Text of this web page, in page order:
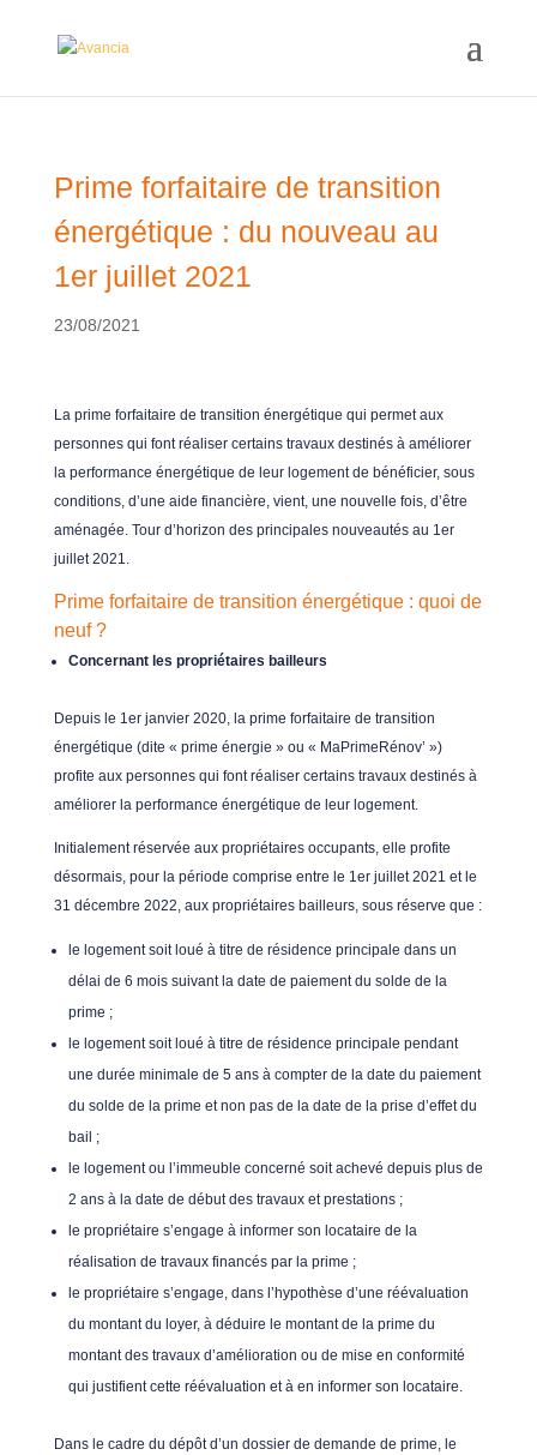
Prime forfaitaire de transition
énergétique : du nouveau au
1er juillet 2021
23/08/2021
La prime forfaitaire de transition énergétique qui permet aux
personnes qui font réaliser certains travaux destinés à améliorer
la performance énergétique de leur logement de bénéficier, sous
conditions, d’une aide financière, vient, une nouvelle fois, d’être
aménagée. Tour d’horizon des principales nouveautés au 1er
juillet 2021.
Prime forfaitaire de transition énergétique : quoi de
neuf ?
Concernant les propriétaires bailleurs
Depuis le 1er janvier 2020, la prime forfaitaire de transition
énergétique (dite « prime énergie » ou « MaPrimeRénov’ »)
profite aux personnes qui font réaliser certains travaux destinés à
améliorer la performance énergétique de leur logement.
Initialement réservée aux propriétaires occupants, elle profite
désormais, pour la période comprise entre le 1er juillet 2021 et le
31 décembre 2022, aux propriétaires bailleurs, sous réserve que :
le logement soit loué à titre de résidence principale dans un
délai de 6 mois suivant la date de paiement du solde de la
prime ;
le logement soit loué à titre de résidence principale pendant
une durée minimale de 5 ans à compter de la date du paiement
du solde de la prime et non pas de la date de la prise d’effet du
bail ;
le logement ou l’immeuble concerné soit achevé depuis plus de
2 ans à la date de début des travaux et prestations ;
le propriétaire s’engage à informer son locataire de la
réalisation de travaux financés par la prime ;
le propriétaire s’engage, dans l’hypothèse d’une réévaluation
du montant du loyer, à déduire le montant de la prime du
montant des travaux d’amélioration ou de mise en conformité
qui justifient cette réévaluation et à en informer son locataire.
Dans le cadre du dépôt d’un dossier de demande de prime, le